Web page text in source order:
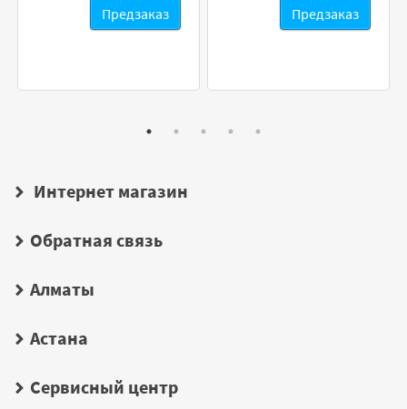
Предзаказ Предзаказ
Интернет магазин
Обратная связь
Алматы
Астана
Сервисный центр